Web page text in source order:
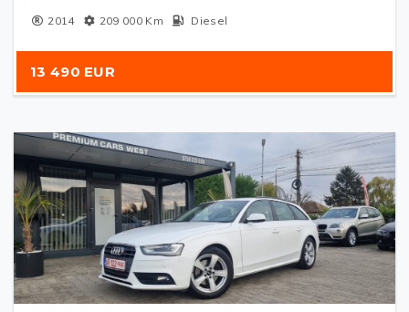
2014 209 000Km Diesel
13 490 EUR